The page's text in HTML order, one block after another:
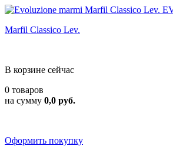
Marfil Classico Lev.
В корзине сейчас
0 товаров
на сумму 0,0 руб.
Оформить покупку